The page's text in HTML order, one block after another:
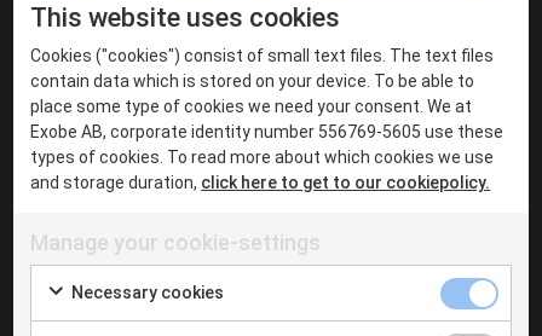
This website uses cookies
Cookies ("cookies") consist of small text files. The text files
contain data which is stored on your device. To be able to
place some type of cookies we need your consent. We at
Exobe AB, corporate identity number 556769-5605 use these
types of cookies. To read more about which cookies we use
and storage duration, click here to get to our cookiepolicy.
Manage your cookie-settings
Necessary cookies